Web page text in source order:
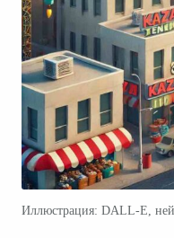
Иллюстрация: DALL-E,